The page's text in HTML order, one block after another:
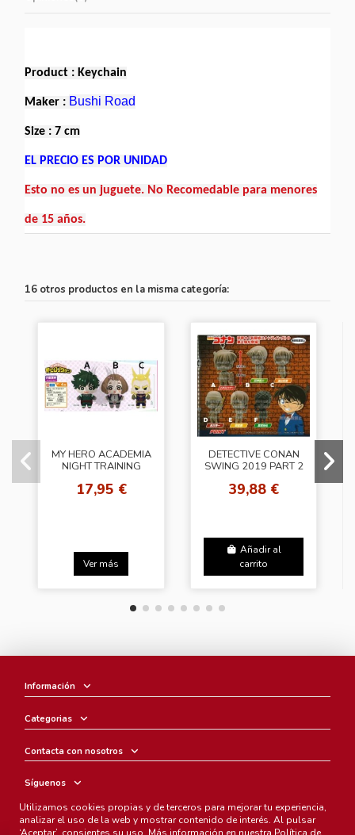
Product : Keychain
Maker : Bushi Road
Size : 7 cm
EL PRECIO ES POR UNIDAD
Esto no es un juguete. No Recomedable para menores
de 15 años.
16 otros productos en la misma categoría:
MY HERO ACADEMIA
NIGHT TRAINING
17,95 €
Ver más
DETECTIVE CONAN
SWING 2019 PART 2
39,88 €
Añadir al
carrito
Información
Categorias
Contacta con nosotros
Síguenos
Boletín
Utilizamos cookies propias y de terceros para mejorar tu experiencia,
analizar el uso de la web y mostrar contenido de interés. Al pulsar